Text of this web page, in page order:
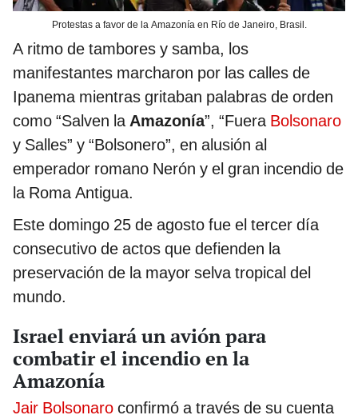
Protestas a favor de la Amazonía en Río de Janeiro, Brasil.
A ritmo de tambores y samba, los
manifestantes marcharon por las calles de
Ipanema mientras gritaban palabras de orden
como “Salven laAmazonía”, “Fuera Bolsonaro
y Salles” y “Bolsonero”, en alusión al
emperador romano Nerón y el gran incendio de
la Roma Antigua.
Este domingo 25 de agosto fue el tercer día
consecutivo de actos que defienden la
preservación de la mayor selva tropical del
mundo.
Israel enviará un avión para
combatir el incendio en la
Amazonía
Jair Bolsonaro confirmó a través de su cuenta